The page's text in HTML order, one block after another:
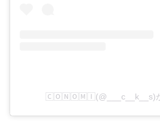
🄲🄾🄽🄾🄼🄸(@___c__k__s)が